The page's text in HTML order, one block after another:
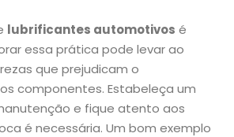
lubrificantes automotivos é
essa prática pode levar ao
que prejudicam o
componentes. Estabeleça um
e fique atento aos
é necessária. Um bom exemplo